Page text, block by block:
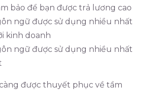
bảo để bạn được trả lương cao
ngữ được sử dụng nhiều nhất
kinh doanh
ngữ được sử dụng nhiều nhất
được thuyết phục về tầm